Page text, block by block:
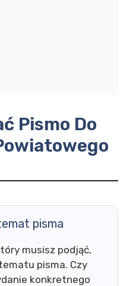
Pismo Do
pisma
musisz podjąć,
pisma. Czy
konkretnego